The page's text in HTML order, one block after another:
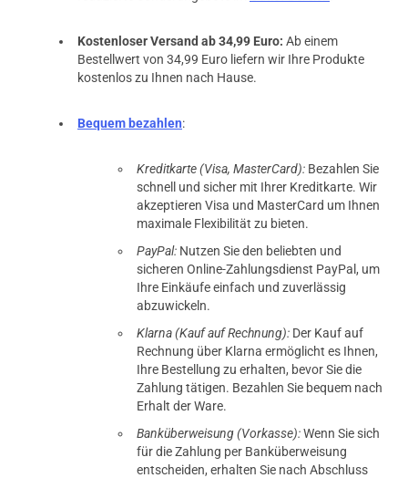
Kostenloser Versand ab 34,99 Euro: Ab einem
Bestellwert von 34,99 Euro liefern wir Ihre Produkte
kostenlos zu Ihnen nach Hause.
Bequem bezahlen:
Kreditkarte (Visa, MasterCard): Bezahlen Sie
schnell und sicher mit Ihrer Kreditkarte. Wir
akzeptieren Visa und MasterCard um Ihnen
maximale Flexibilität zu bieten.
PayPal: Nutzen Sie den beliebten und
sicheren Online-Zahlungsdienst PayPal, um
Ihre Einkäufe einfach und zuverlässig
abzuwickeln.
Klarna (Kauf auf Rechnung): Der Kauf auf
Rechnung über Klarna ermöglicht es Ihnen,
Ihre Bestellung zu erhalten, bevor Sie die
Zahlung tätigen. Bezahlen Sie bequem nach
Erhalt der Ware.
Banküberweisung (Vorkasse):Wenn Sie sich
für die Zahlung per Banküberweisung
entscheiden, erhalten Sie nach Abschluss